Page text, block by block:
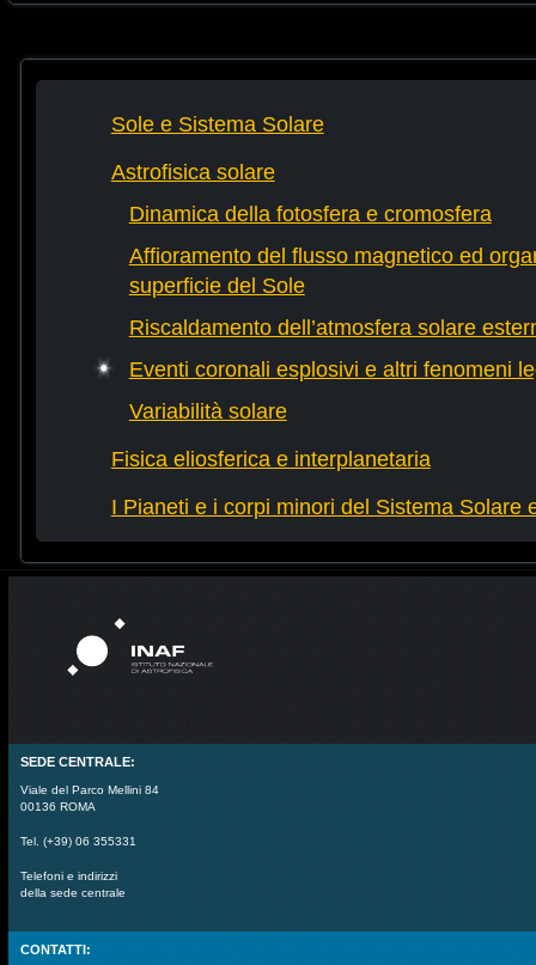
Sole e Sistema Solare
Astrofisica solare
Dinamica della fotosfera e cromosfera
Affioramento del flusso magnetico ed
superficie del Sole
Riscaldamento dell’atmosfera solare
Eventi coronali esplosivi e altri fenomeni
Variabilità solare
Fisica eliosferica e interplanetaria
I Pianeti e i corpi minori del Sistema Solare
SEDE CENTRALE:
Viale del Parco Mellini 84
00136 ROMA
Tel. (+39) 06 355331
Telefoni e indirizzi
della sede centrale
CONTATTI: